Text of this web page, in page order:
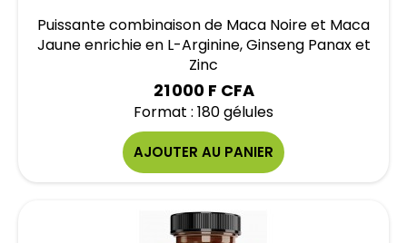
Puissante combinaison de Maca Noire et Maca
Jaune enrichie en L-Arginine, Ginseng Panax et
Zinc
21 000 F CFA
Format : 180 gélules
AJOUTER AU PANIER